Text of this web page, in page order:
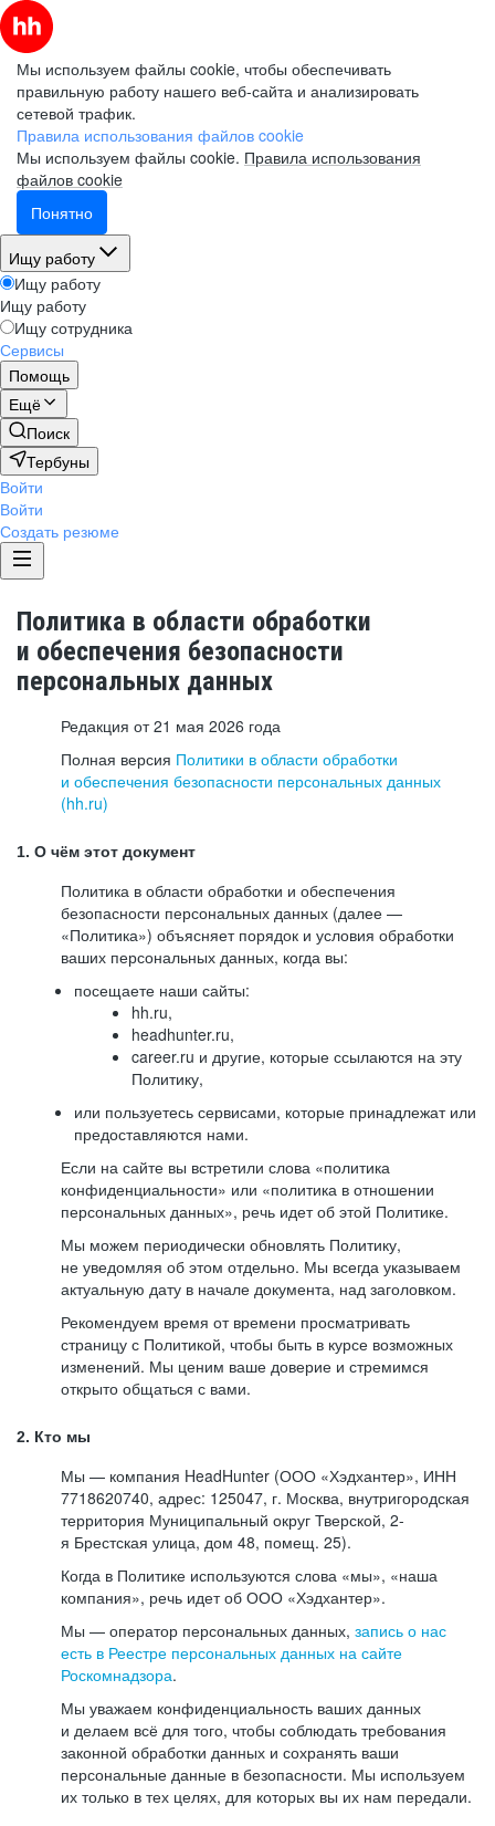
Мы используем файлы cookie, чтобы обеспечивать
правильную работу нашего веб-сайта и анализировать
сетевой трафик.
Правила использования файлов cookie
Мы используем файлы cookie. Правила использования
файлов cookie
Понятно
Ищу работу
Ищу работу
Ищу работу
Ищу сотрудника
Сервисы
Помощь
Ещё
Поиск
Тербуны
Войти
Войти
Создать резюме
Политика в области обработки
и обеспечения безопасности
персональных данных
Редакция от 21 мая 2026 года
Полная версия Политики в области обработки
и обеспечения безопасности персональных данных
(hh.ru)
1. О чём этот документ
Политика в области обработки и обеспечения
безопасности персональных данных (далее —
«Политика») объясняет порядок и условия обработки
ваших персональных данных, когда вы:
посещаете наши сайты:
hh.ru,
headhunter.ru,
career.ru и другие, которые ссылаются на эту
Политику,
или пользуетесь сервисами, которые принадлежат или
предоставляются нами.
Если на сайте вы встретили слова «политика
конфиденциальности» или «политика в отношении
персональных данных», речь идет об этой Политике.
Мы можем периодически обновлять Политику,
не уведомляя об этом отдельно. Мы всегда указываем
актуальную дату в начале документа, над заголовком.
Рекомендуем время от времени просматривать
страницу с Политикой, чтобы быть в курсе возможных
изменений. Мы ценим ваше доверие и стремимся
открыто общаться с вами.
2. Кто мы
Мы — компания HeadHunter (ООО «Хэдхантер», ИНН
7718620740, адрес: 125047, г. Москва, внутригородская
территория Муниципальный округ Тверской, 2-
я Брестская улица, дом 48, помещ. 25).
Когда в Политике используются слова «мы», «наша
компания», речь идет об ООО «Хэдхантер».
Мы — оператор персональных данных, запись о нас
есть в Реестре персональных данных на сайте
Роскомнадзора.
Мы уважаем конфиденциальность ваших данных
и делаем всё для того, чтобы соблюдать требования
законной обработки данных и сохранять ваши
персональные данные в безопасности. Мы используем
их только в тех целях, для которых вы их нам передали.